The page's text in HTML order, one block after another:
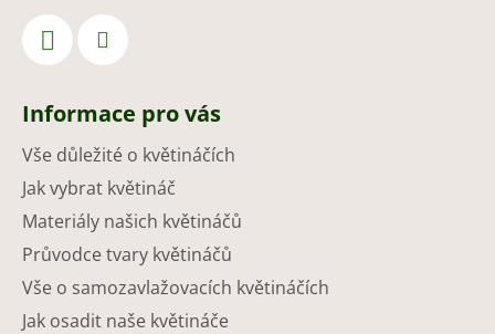
Informace pro vás
Vše důležité o květináčích
Jak vybrat květináč
Materiály našich květináčů
Průvodce tvary květináčů
Vše o samozavlažovacích květináčích
Jak osadit naše květináče